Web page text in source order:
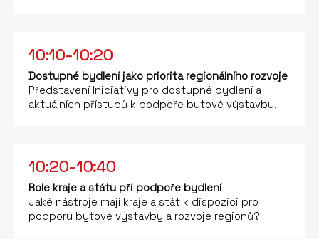
10:10-10:20
Dostupné bydlení jako priorita regionálního rozvoje
Představení Iniciativy pro dostupné bydlení a
aktuálních přístupů k podpoře bytové výstavby.
10:20-10:40
Role kraje a státu při podpoře bydlení
Jaké nástroje mají kraje a stát k dispozici pro
podporu bytové výstavby a rozvoje regionů?